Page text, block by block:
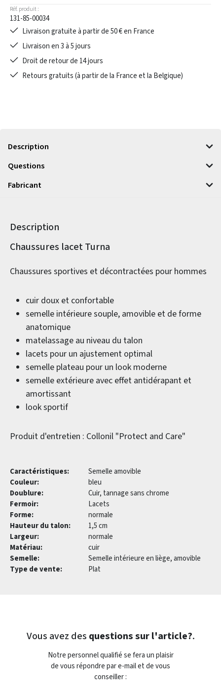
Réf. produit :
131-85-00034
Livraison gratuite à partir de 50 € en France
Livraison en 3 à 5 jours
Droit de retour de 14 jours
Retours gratuits (à partir de la France et la Belgique)
Description
Questions
Fabricant
Description
Informations sur le produit
Chaussures lacet Turna
Chaussures sportives et décontractées pour hommes
cuir doux et confortable
semelle intérieure souple, amovible et de forme
anatomique
matelassage au niveau du talon
lacets pour un ajustement optimal
semelle plateau pour un look moderne
semelle extérieure avec effet antidérapant et
amortissant
look sportif
Produit d'entretien : Collonil "Protect and Care"
Caractéristiques:
Semelle amovible
Couleur:
bleu
Doublure:
Cuir, tannage sans chrome
Fermoir:
Lacets
Forme:
normale
Hauteur du talon:
1,5 cm
Largeur:
normale
Matériau:
cuir
Semelle:
Semelle intérieure en liège, amovible
Type de vente:
Plat
Vous avez des questions sur l'article?.
Notre personnel qualifié se fera un plaisir
de vous répondre par e-mail et de vous
conseiller :